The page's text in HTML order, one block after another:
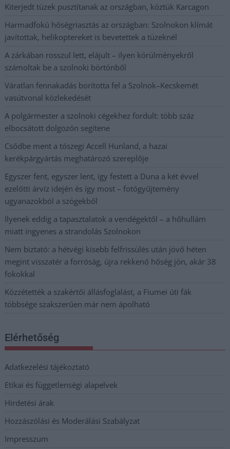
Kiterjedt tüzek pusztítanak az országban, köztük Karcagon
Harmadfokú hőségriasztás az országban: Szolnokon klímát
javítottak, helikoptereket is bevetettek a tüzeknél
A zárkában rosszul lett, elájult – ilyen körülményekről
számoltak be a szolnoki börtönből
Váratlan fennakadás borította fel a Szolnok–Kecskemét
vasútvonal közlekedését
A polgármester a szolnoki cégekhez fordult: több száz
elbocsátott dolgozón segítene
Csődbe ment a tószegi Accell Hunland, a hazai
kerékpárgyártás meghatározó szereplője
Egyszer fent, egyszer lent, így festett a Duna a két évvel
ezelőtti árvíz idején és így most – fotógyűjtemény
ugyanazokból a szögekből
Ilyenek eddig a tapasztalatok a vendégektől – a hőhullám
miatt ingyenes a strandolás Szolnokon
Nem biztató: a hétvégi kisebb felfrissülés után jövő héten
megint visszatér a forróság, újra rekkenő hőség jön, akár 38
fokokkal
Közzétették a szakértői állásfoglalást, a Fiumei úti fák
többsége szakszerűen már nem ápolható
Elérhetőség
Adatkezelési tájékoztató
Etikai és függetlenségi alapelvek
Hirdetési árak
Hozzászólási és Moderálási Szabályzat
Impresszum